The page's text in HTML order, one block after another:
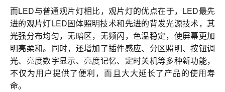
而LED与普通观片灯相比，观片灯的优点在于，LED最先
进的观片灯LED固体照明技术和先进的背发光源技术，其
光强分布均匀，无暗区，无频闪，色温稳定，使屏幕更加
明亮柔和。同时，还增加了插件感应、分区照明、按钮调
光、亮度数字显示、亮度记忆、定时关机等多种新功能，
不仅为用户提供了便利，而且大大延长了产品的使用寿
命。